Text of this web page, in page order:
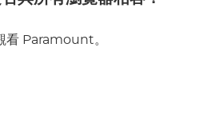
看 Paramount。